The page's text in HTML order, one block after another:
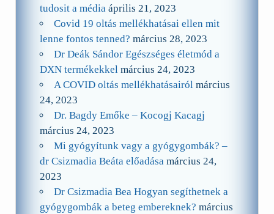
tudosit a média április 21, 2023
Covid 19 oltás mellékhatásai ellen mit
lenne fontos tenned? március 28, 2023
Dr Deák Sándor Egészséges életmód a
DXN termékekkel március 24, 2023
A COVID oltás mellékhatásairól március
24, 2023
Dr. Bagdy Emőke – Kocogj Kacagj
március 24, 2023
Mi gyógyítunk vagy a gyógygombák? –
dr Csizmadia Beáta előadása március 24,
2023
Dr Csizmadia Bea Hogyan segíthetnek a
gyógygombák a beteg embereknek? március